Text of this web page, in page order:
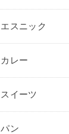
エスニック
カレー
スイーツ
パン